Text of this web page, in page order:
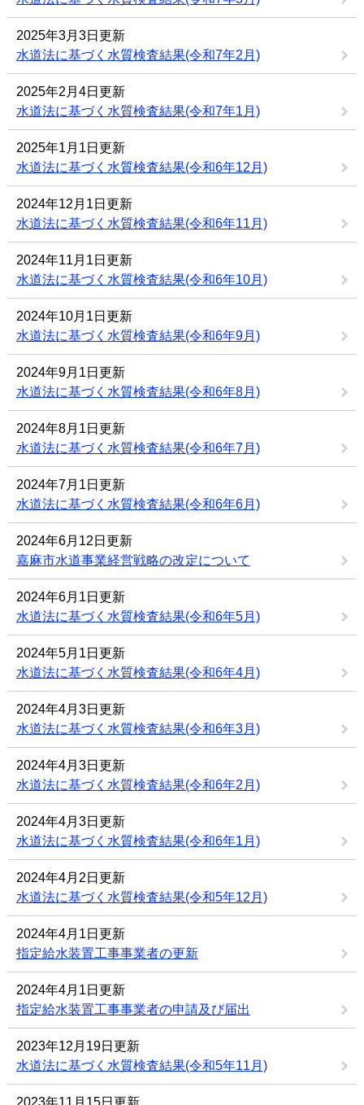
2025年3月3日更新
水道法に基づく水質検査結果(令和7年2月)
2025年2月4日更新
水道法に基づく水質検査結果(令和7年1月)
2025年1月1日更新
水道法に基づく水質検査結果(令和6年12月)
2024年12月1日更新
水道法に基づく水質検査結果(令和6年11月)
2024年11月1日更新
水道法に基づく水質検査結果(令和6年10月)
2024年10月1日更新
水道法に基づく水質検査結果(令和6年9月)
2024年9月1日更新
水道法に基づく水質検査結果(令和6年8月)
2024年8月1日更新
水道法に基づく水質検査結果(令和6年7月)
2024年7月1日更新
水道法に基づく水質検査結果(令和6年6月)
2024年6月12日更新
嘉麻市水道事業経営戦略の改定について
2024年6月1日更新
水道法に基づく水質検査結果(令和6年5月)
2024年5月1日更新
水道法に基づく水質検査結果(令和6年4月)
2024年4月3日更新
水道法に基づく水質検査結果(令和6年3月)
2024年4月3日更新
水道法に基づく水質検査結果(令和6年2月)
2024年4月3日更新
水道法に基づく水質検査結果(令和6年1月)
2024年4月2日更新
水道法に基づく水質検査結果(令和5年12月)
2024年4月1日更新
指定給水装置工事事業者の更新
2024年4月1日更新
指定給水装置工事事業者の申請及び届出
2023年12月19日更新
水道法に基づく水質検査結果(令和5年11月)